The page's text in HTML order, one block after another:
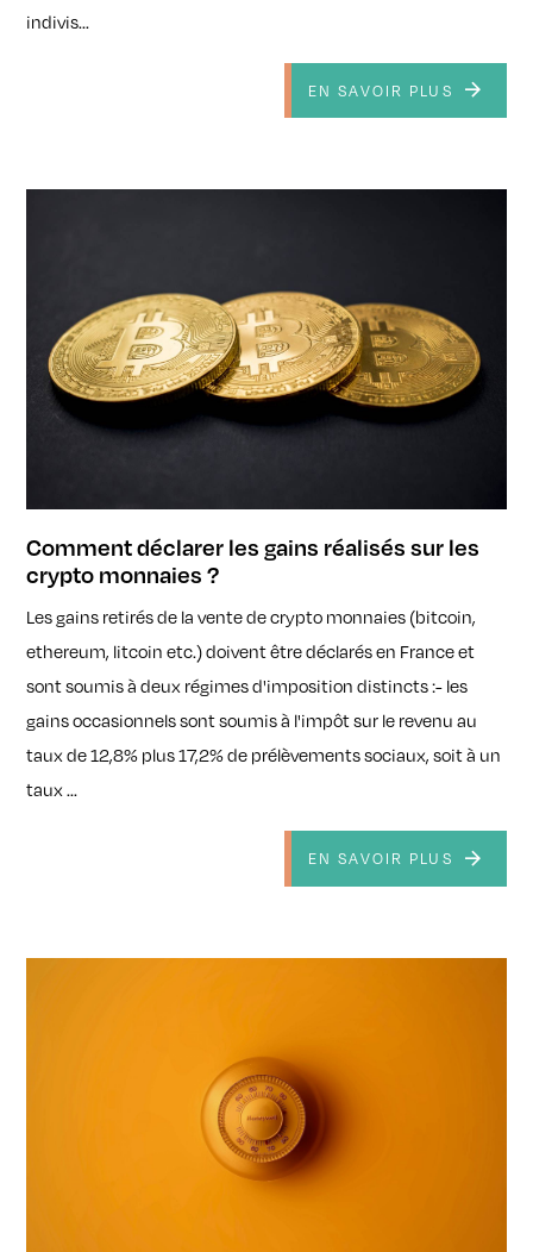
indivis...
EN SAVOIR PLUS
Comment déclarer les gains réalisés sur les
crypto monnaies ?
Les gains retirés de la vente de crypto monnaies (bitcoin,
ethereum, litcoin etc.) doivent être déclarés en France et
sont soumis à deux régimes d'imposition distincts :- les
gains occasionnels sont soumis à l'impôt sur le revenu au
taux de 12,8% plus 17,2% de prélèvements sociaux, soit à un
taux ...
EN SAVOIR PLUS